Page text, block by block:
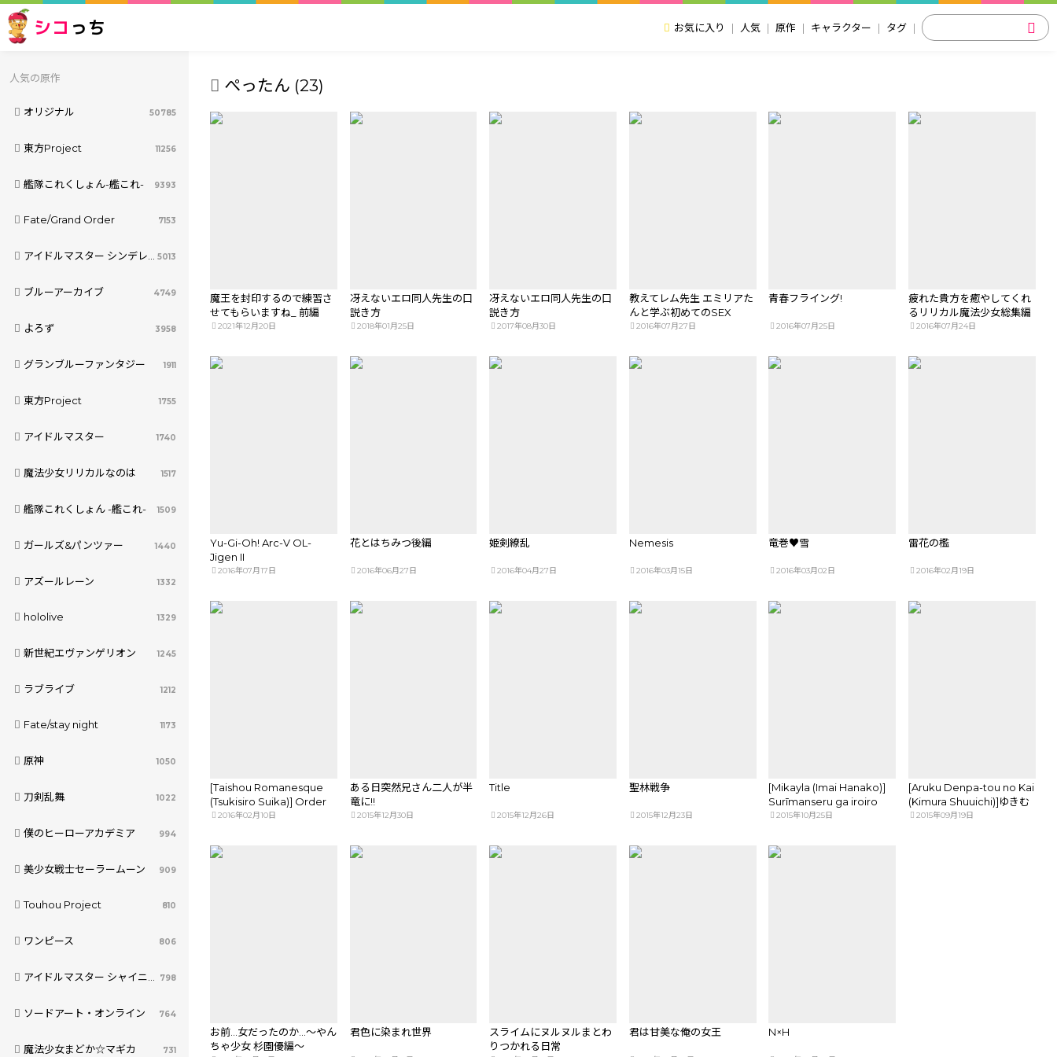
シコ っち お気に入り 人気 原作 キャラクター タグ
人気の原作
オリジナル 50785
東方Project 11256
艦隊これくしょん-艦これ- 9393
Fate/Grand Order 7153
アイドルマスター シンデレラガールズ 5013
ブルーアーカイブ 4749
よろず 3958
グランブルーファンタジー 1911
東方Project 1755
アイドルマスター 1740
魔法少女リリカルなのは 1517
艦隊これくしょん -艦これ- 1509
ガールズ&パンツァー 1440
アズールレーン 1332
hololive 1329
新世紀エヴァンゲリオン 1245
ラブライブ 1212
Fate/stay night 1173
原神 1050
刀剣乱舞 1022
僕のヒーローアカデミア 994
美少女戦士セーラームーン 909
Touhou Project 810
ワンピース 806
アイドルマスター シャイニーカラーズ 798
ソードアート・オンライン 764
魔法少女まどか☆マギカ 731
ぺったん (23)
魔王を封印するので練習さ
せてもらいますね_ 前編
2021年12月20日
冴えないエロ同人先生の口
説き方
2018年01月25日
冴えないエロ同人先生の口
説き方
2017年08月30日
教えてレム先生 エミリアた
んと学ぶ初めてのSEX
2016年07月27日
青春フライング!
2016年07月25日
疲れた貴方を癒やしてくれ
るリリカル魔法少女総集編
+α2016年07月24日
Yu-Gi-Oh! Arc-V OL-
Jigen II
2016年07月17日
花とはちみつ後編
2016年06月27日
姫剣繚乱
2016年04月27日
Nemesis
2016年03月15日
竜巻♥雪
2016年03月02日
雷花の檻
2016年02月19日
[Taishou Romanesque
(Tsukisiro Suika)] Order
of Night (fate grand
2016年02月10日
ある日突然兄さん二人が半
竜に!!
2015年12月30日
Title
2015年12月26日
聖林戦争
2015年12月23日
[Mikayla (Imai Hanako)]
Surīmanseru ga iroiro
okashī(Naruto)sample
2015年10月25日
[Aruku Denpa-tou no Kai
(Kimura Shuuichi)]ゆきむ
らむらむら (Boku wa
2015年09月19日
お前…女だったのか…～やん
ちゃ少女 杉園優編～
君色に染まれ世界
スライムにヌルヌルまとわ
りつかれる日常
君は甘美な俺の女王 N×H